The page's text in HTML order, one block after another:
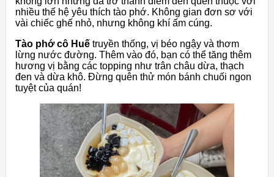
nhiều thế hệ yêu thích tào phớ. Không gian đơn sơ với
vài chiếc ghế nhỏ, nhưng không khí ấm cúng.
Tào phớ cô Huế truyền thống, vị béo ngậy và thơm
lừng nước đường. Thêm vào đó, bạn có thể tăng thêm
hương vị bằng các topping như trân châu dừa, thạch
đen và dừa khô. Đừng quên thử món bánh chuối ngon
tuyệt của quán!